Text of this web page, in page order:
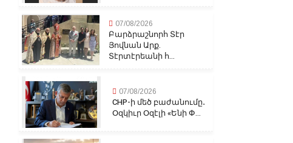
07/08/2026
Բարձրաշնորհ Տէր
Յովնան Արք.
Տէրտէրեանի հ...
07/08/2026
CHP-ի մեծ բաժանումը․
Օզկիւր Օզէլի «Ենի Փ...